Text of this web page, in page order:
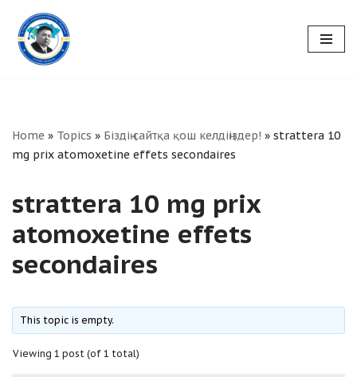
Skip
to
Home » Topics » Біздің сайтқа қош келдіңіздер! » strattera 10
mg prix atomoxetine effets secondaires
strattera 10 mg prix
atomoxetine effets
secondaires
This topic is empty.
Viewing 1 post (of 1 total)